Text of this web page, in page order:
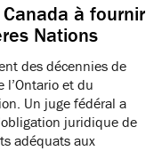
à fournir
Nations
des décennies de
l’Ontario et du
Un juge fédéral a
juridique de
adéquats aux